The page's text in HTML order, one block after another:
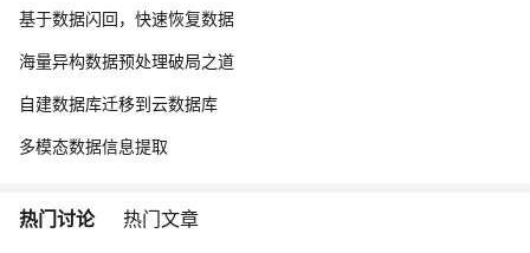
基于数据闪回，快速恢复数据
海量异构数据预处理破局之道
自建数据库迁移到云数据库
多模态数据信息提取
热门讨论 热门文章